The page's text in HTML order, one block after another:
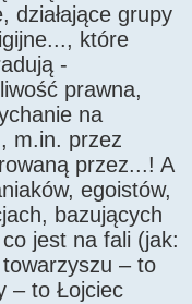
działające grupy
które
-
prawna,
na
m.in. przez
przez...! A
egoistów,
bazujących
jest na fali (jak:
– to
– to Łojciec